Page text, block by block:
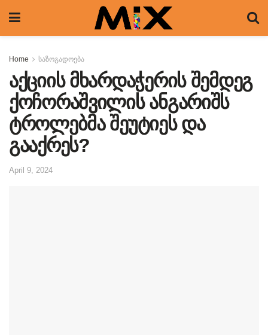
Home საზოგადოება
აქციის მხარდაჭერის შემდეგ
ქოჩორაშვილის ანგარიშს
ტროლებმა შეუტიეს და
გააქრეს?
April 9, 2024